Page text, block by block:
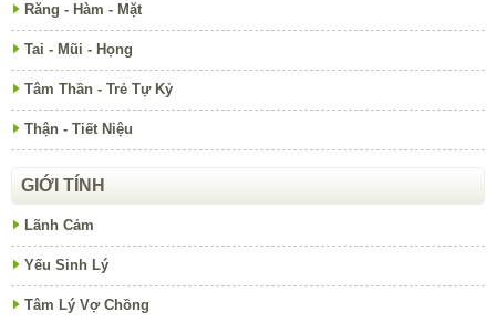
Răng - Hàm - Mặt
Tai - Mũi - Họng
Tâm Thần - Trẻ Tự Kỷ
Thận - Tiết Niệu
GIỚI TÍNH
Lãnh Cảm
Yếu Sinh Lý
Tâm Lý Vợ Chồng